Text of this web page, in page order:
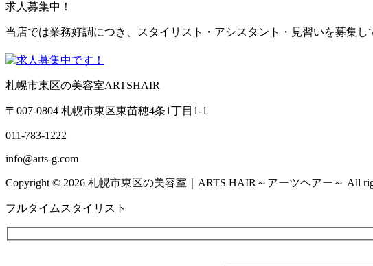
求人募集中！
当店では業務好調につき、スタイリスト・アシスタント・見習いを募集
札幌市東区の美容室ARTSHAIR
〒007-0804 札幌市東区東苗穂4条1丁目1-1
011-783-1222
info@arts-g.com
Copyright © 2026 札幌市東区の美容室｜ARTS HAIR～アーツヘアー～ All
フルタイムスタイリスト